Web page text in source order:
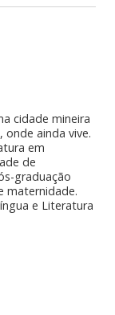
cidade mineira
onde ainda vive.
em
de
graduação
maternidade.
e Literatura